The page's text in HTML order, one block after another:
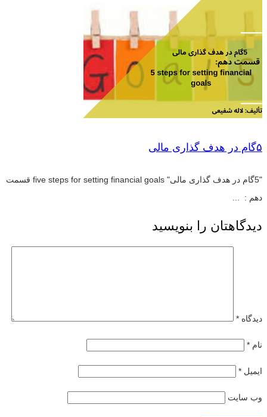
۵گام در هدف گذاری مالی
"5گام در هدف گذاری مالی" five steps for setting financial goals قسمت
دهم : ...
دیدگاهتان را بنویسید
دیدگاه *
نام *
ایمیل *
وب‌ سایت